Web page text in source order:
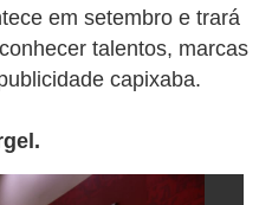
em setembro e trará
talentos, marcas
capixaba.